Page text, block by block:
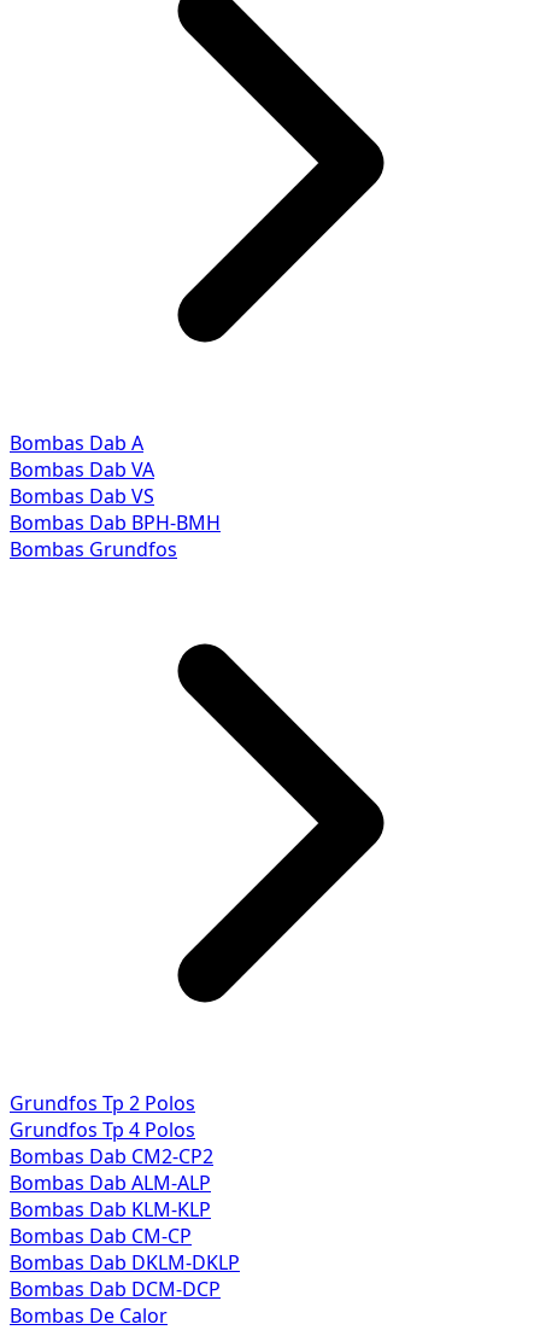
Bombas Dab A
Bombas Dab VA
Bombas Dab VS
Bombas Dab BPH-BMH
Bombas Grundfos
Grundfos Tp 2 Polos
Grundfos Tp 4 Polos
Bombas Dab CM2-CP2
Bombas Dab ALM-ALP
Bombas Dab KLM-KLP
Bombas Dab CM-CP
Bombas Dab DKLM-DKLP
Bombas Dab DCM-DCP
Bombas De Calor